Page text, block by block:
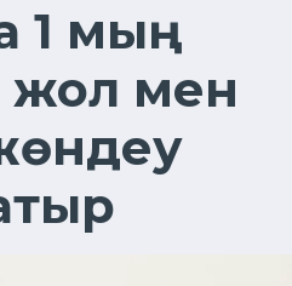
1 мың
жол мен